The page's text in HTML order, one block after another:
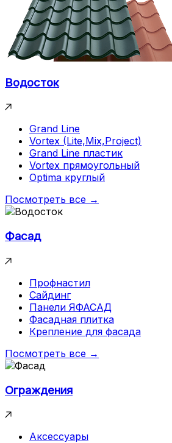
Водосток
Grand Line
Vortex (Lite,Mix,Project)
Grand Line пластик
Vortex прямоугольный
Optima круглый
Посмотреть все →
Фасад
Профнастил
Сайдинг
Панели ЯФАСАД
Фасадная плитка
Крепление для фасада
Посмотреть все →
Ограждения
Аксессуары